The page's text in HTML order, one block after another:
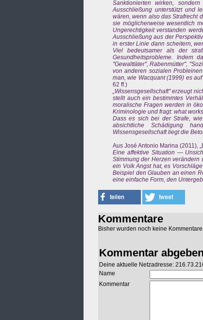
Sanktionierten wirken,
Ausschließung unterstützt und
wären, wenn also das Strafrecht
sie möglicherweise wesentlich
Ungerechtigkeit verstanden
Ausschließung aus der
in erster Linie dann scheitern,
Viel bedeutsamer als der
Gesundheitsprobleme. Indem
"Gewalttäter", Rabenmütter",
von anderen sozialen
man, wie Wacquant (1999) es
62 ff.)
„Wissensgesellschaft" erzeugt
stellt auch ein bestimmtes
moralische Fragen werden in
Kriminologie und fragt: what
Dass es sich bei der Strafe,
absichtliche Schädigung
Wissensgesellschaft liegt die
Aus José Antonio Marina (2011),
Eine affektive Situation —
Stimmung der Herzen
ein Volk Angst hat, es
Beispiel den Glauben an einen
eine einfache Form, den
Kommentare
Bisher wurden noch keine
Kommentar abgeben
Deine aktuelle Netzadresse:
Name
Kommentar